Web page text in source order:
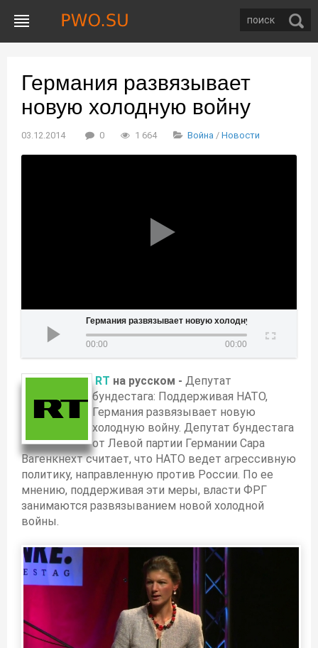
Германия развязывает
новую холодную войну
03.12.2014 0 1 664 Война / Новости
Германия развязывает новую холодную войну
00:00 00:00
RT на русском - Депутат
бундестага: Поддерживая НАТО,
Германия развязывает новую
холодную войну. Депутат бундестага
от Левой партии Германии Сара
Вагенкнехт считает, что НАТО ведет агрессивную
политику, направленную против России. По ее
мнению, поддерживая эти меры, власти ФРГ
занимаются развязыванием новой холодной
войны.